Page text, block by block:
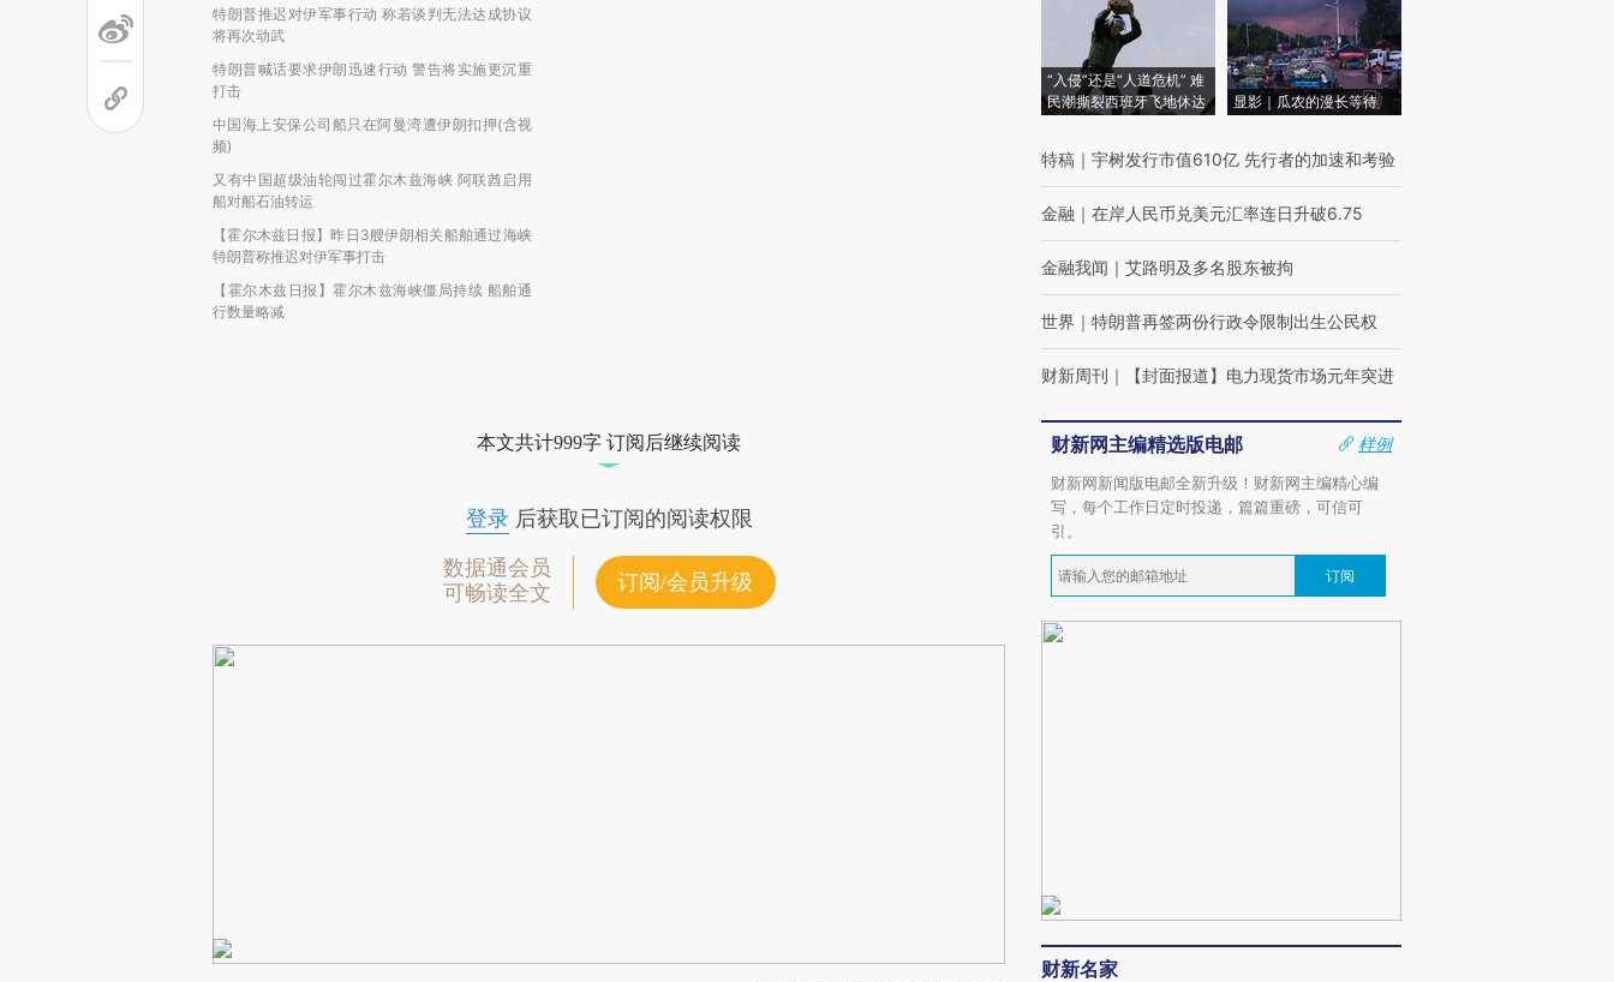
特朗普推迟对伊军事行动 称若谈判无法达成协议
将再次动武
特朗普喊话要求伊朗迅速行动 警告将实施更沉重
打击
中国海上安保公司船只在阿曼湾遭伊朗扣押(含视
频)
又有中国超级油轮闯过霍尔木兹海峡 阿联酋启用
船对船石油转运
【霍尔木兹日报】昨日3艘伊朗相关船舶通过海峡
特朗普称推迟对伊军事打击
【霍尔木兹日报】霍尔木兹海峡僵局持续 船舶通
行数量略减
本文共计999字 订阅后继续阅读
登录后获取已订阅的阅读权限
数据通会员
可畅读全文
订阅/会员升级
“入侵”还是“人道危机” 难
民潮撕裂西班牙飞地休达
显影｜瓜农的漫长等待
特稿 ｜ 宇树发行市值610亿 先行者的加速和考验
金融 ｜ 在岸人民币兑美元汇率连日升破6.75
金融我闻 ｜ 艾路明及多名股东被拘
世界 ｜ 特朗普再签两份行政令限制出生公民权
财新周刊 ｜ 【封面报道】电力现货市场元年突进
财新网主编精选版电邮
样例
财新网新闻版电邮全新升级！财新网主编精心编
写，每个工作日定时投递，篇篇重磅，可信可
引。
订阅
财新名家